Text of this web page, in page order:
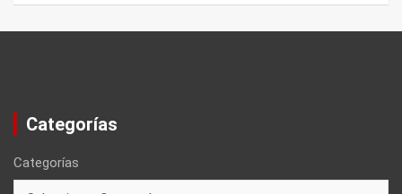
Categorías
Categorías